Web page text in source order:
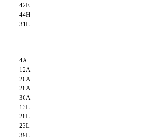
42E
44H
31L
4A
12A
20A
28A
36A
13L
28L
23L
39L